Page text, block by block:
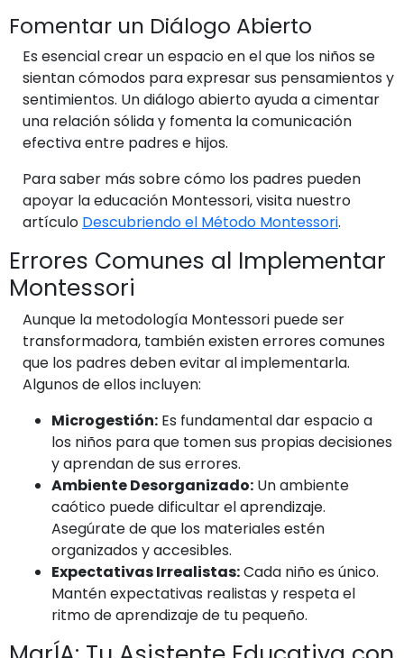
Fomentar un Diálogo Abierto
Es esencial crear un espacio en el que los niños se
sientan cómodos para expresar sus pensamientos y
sentimientos. Un diálogo abierto ayuda a cimentar
una relación sólida y fomenta la comunicación
efectiva entre padres e hijos.
Para saber más sobre cómo los padres pueden
apoyar la educación Montessori, visita nuestro
artículo Descubriendo el Método Montessori.
Errores Comunes al Implementar
Montessori
Aunque la metodología Montessori puede ser
transformadora, también existen errores comunes
que los padres deben evitar al implementarla.
Algunos de ellos incluyen:
Microgestión: Es fundamental dar espacio a
los niños para que tomen sus propias decisiones
y aprendan de sus errores.
Ambiente Desorganizado: Un ambiente
caótico puede dificultar el aprendizaje.
Asegúrate de que los materiales estén
organizados y accesibles.
Expectativas Irrealistas:Cada niño es único.
Mantén expectativas realistas y respeta el
ritmo de aprendizaje de tu pequeño.